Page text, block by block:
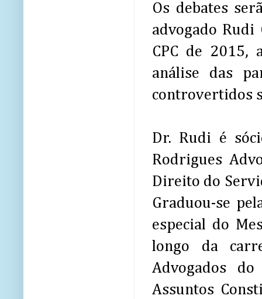
Os debates
advogado Rudi
CPC de 2015,
análise das
controvertidos
Dr. Rudi é
Rodrigues
Direito do
Graduou-se
especial do
longo da
Advogados
Assuntos